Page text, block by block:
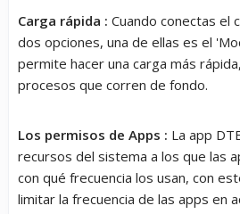
Carga rápida : Cuando conectas el
dos opciones, una de ellas es el
permite hacer una carga más
procesos que corren de fondo.
Los permisos de Apps : La app
recursos del sistema a los que las
con qué frecuencia los usan, con
limitar la frecuencia de las apps en